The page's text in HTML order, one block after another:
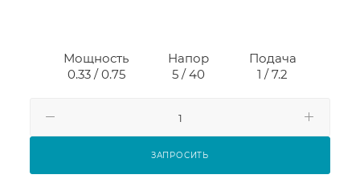
Мощность
0.33 / 0.75
Напор
5 / 40
Подача
1 / 7.2
ЗАПРОСИТЬ